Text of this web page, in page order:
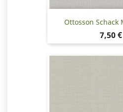
Ottosson Schack
Hinta
7,50 €